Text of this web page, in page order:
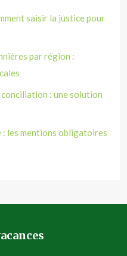
saisir la justice pour
par région :
: une solution
les mentions obligatoires